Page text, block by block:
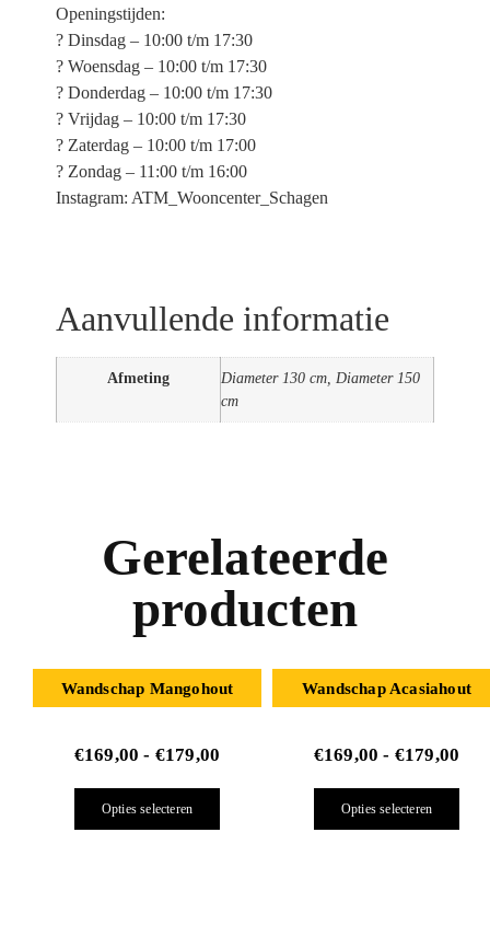
Openingstijden:
? Dinsdag – 10:00 t/m 17:30
? Woensdag – 10:00 t/m 17:30
? Donderdag – 10:00 t/m 17:30
? Vrijdag – 10:00 t/m 17:30
? Zaterdag – 10:00 t/m 17:00
? Zondag – 11:00 t/m 16:00
Instagram: ATM_Wooncenter_Schagen
Aanvullende informatie
Afmeting
Diameter 130 cm, Diameter 150
cm
Gerelateerde
producten
Wandschap Mangohout
€169,00 - €179,00
Opties selecteren
Wandschap Acasiahout
€169,00 - €179,00
Opties selecteren